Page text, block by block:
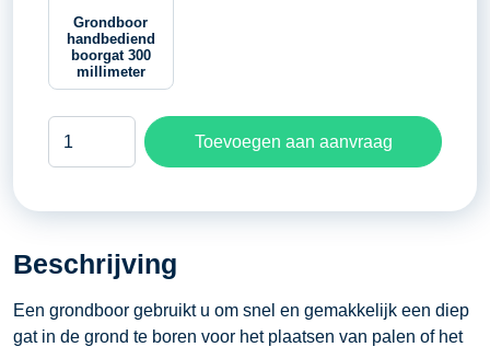
Grondboor
handbediend
boorgat 300
millimeter
handbediend
200
aantal
Toevoegen aan aanvraag
Beschrijving
Een grondboor gebruikt u om snel en gemakkelijk een diep
gat in de grond te boren voor het plaatsen van palen of het